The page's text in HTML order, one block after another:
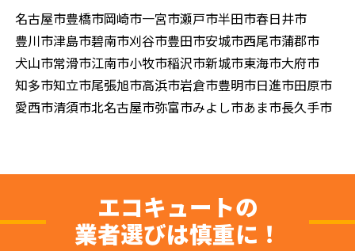
名古屋市豊橋市岡崎市一宮市瀬戸市半田市春日井市
豊川市津島市碧南市刈谷市豊田市安城市西尾市蒲郡市
犬山市常滑市江南市小牧市稲沢市新城市東海市大府市
知多市知立市尾張旭市高浜市岩倉市豊明市日進市田原市
愛西市清須市北名古屋市弥富市みよし市あま市長久手市
エコキュートの
業者選びは慎重に！